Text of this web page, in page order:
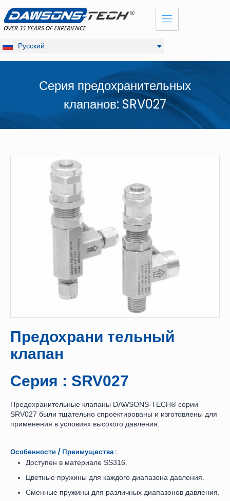
Русский
English
Français
Deutsch
Серия предохранительных
клапанов: SRV027
Предохрани тельный
клапан
Серия : SRV027
Предохранительные клапаны DAWSONS-TECH® серии
SRV027 были тщательно спроектированы и изготовлены для
применения в условиях высокого давления.
Особенности / Преимущества :
Доступен в материале SS316.
Цветные пружины для каждого диапазона давления.
Сменные пружины для различных диапазонов давления.